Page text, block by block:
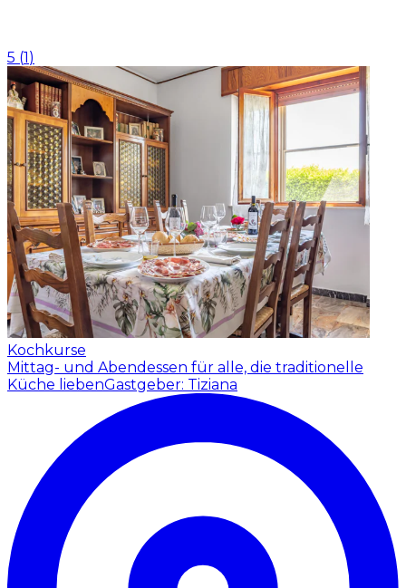
5 (1)
Kochkurse
Mittag- und Abendessen für alle, die traditionelle
Küche liebenGastgeber: Tiziana